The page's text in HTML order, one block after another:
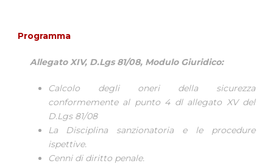
Programma
Allegato XIV, D.Lgs 81/08, Modulo Giuridico:
Calcolo degli oneri della sicurezza
conformemente al punto 4 dl allegato XV del
D.Lgs 81/08
La Disciplina sanzionatoria e le procedure
ispettive.
Cenni di diritto penale.